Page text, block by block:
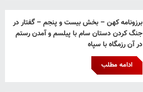
برزونامه کهن – بخش بیست و پنجم – گفتار در
جنگ کردن دستان سام با پیلسم و آمدن رستم
در آن رزمگاه با سپاه
ادامه مطلب